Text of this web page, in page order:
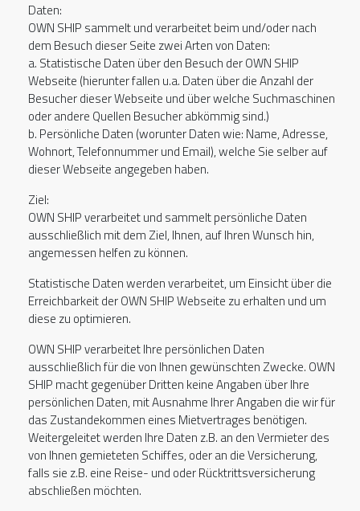
Daten:
OWN SHIP sammelt und verarbeitet beim und/oder nach
dem Besuch dieser Seite zwei Arten von Daten:
a. Statistische Daten über den Besuch der OWN SHIP
Webseite (hierunter fallen u.a. Daten über die Anzahl der
Besucher dieser Webseite und über welche Suchmaschinen
oder andere Quellen Besucher abkömmig sind.)
b. Persönliche Daten (worunter Daten wie: Name, Adresse,
Wohnort, Telefonnummer und Email), welche Sie selber auf
dieser Webseite angegeben haben.
Ziel:
OWN SHIP verarbeitet und sammelt persönliche Daten
ausschließlich mit dem Ziel, Ihnen, auf Ihren Wunsch hin,
angemessen helfen zu können.
Statistische Daten werden verarbeitet, um Einsicht über die
Erreichbarkeit der OWN SHIP Webseite zu erhalten und um
diese zu optimieren.
OWN SHIP verarbeitet Ihre persönlichen Daten
ausschließlich für die von Ihnen gewünschten Zwecke. OWN
SHIP macht gegenüber Dritten keine Angaben über Ihre
persönlichen Daten, mit Ausnahme Ihrer Angaben die wir für
das Zustandekommen eines Mietvertrages benötigen.
Weitergeleitet werden Ihre Daten z.B. an den Vermieter des
von Ihnen gemieteten Schiffes, oder an die Versicherung,
falls sie z.B. eine Reise- und oder Rücktrittsversicherung
abschließen möchten.